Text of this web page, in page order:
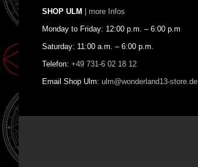
SHOP ULM | more Infos
Monday to Friday: 12:00 p.m. – 6:00 p.m
Saturday: 11:00 a.m. – 6:00 p.m.
Telefon: +49 731-6 02 18 12
Email Shop Ulm: ulm@wonderland13-store.de